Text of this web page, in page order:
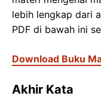
lebih lengkap dari
PDF di bawah ini
Download Buku
Akhir Kata